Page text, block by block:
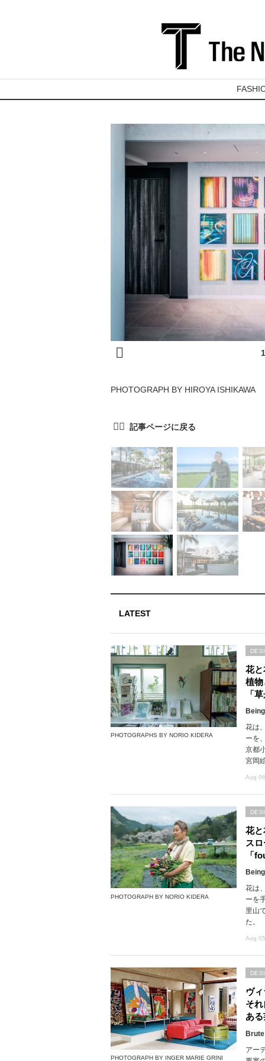
PHOTOGRAPH BY HIROYA ISHIKAWA
LATEST
PHOTOGRAPHS BY NORIO KIDERA
花
植
「
花は
ーを
京都
宮岡
Aug
PHOTOGRAPH BY NORIO KIDERA
花
ス
「
花は
ーを
里山
た。
Aug
PHOTOGRAPH BY INGER MARIE GRINI
ヴ
それ
あ
アー